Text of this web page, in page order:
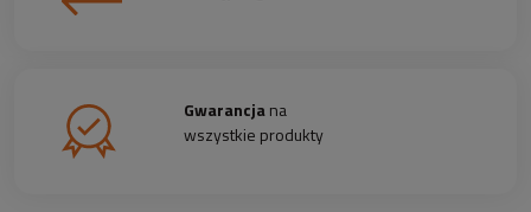
Gwarancjana
wszystkie produkty